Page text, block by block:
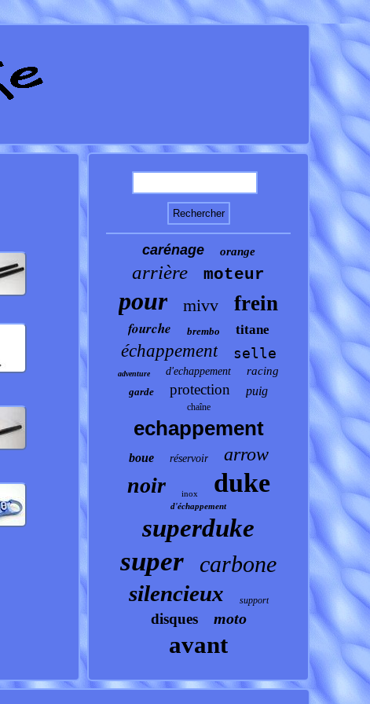
carénage orange
arrière moteur
pour mivv frein
fourche brembo titane
échappement selle
adventure d'echappement racing
garde protection puig
chaîne
echappement
boue réservoir arrow
noir inox duke
d'échappement
superduke
super carbone
silencieux support
disques moto
avant